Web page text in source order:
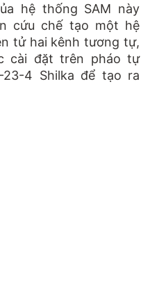
hệ thống SAM này
cứu chế tạo một hệ
tử hai kênh tương tự,
cài đặt trên pháo tự
23-4 Shilka để tạo ra